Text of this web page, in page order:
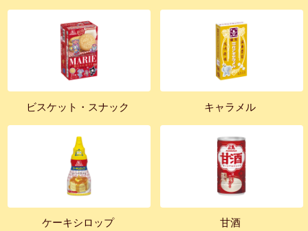
ビスケット・スナック キャラメル
ケーキシロップ 甘酒